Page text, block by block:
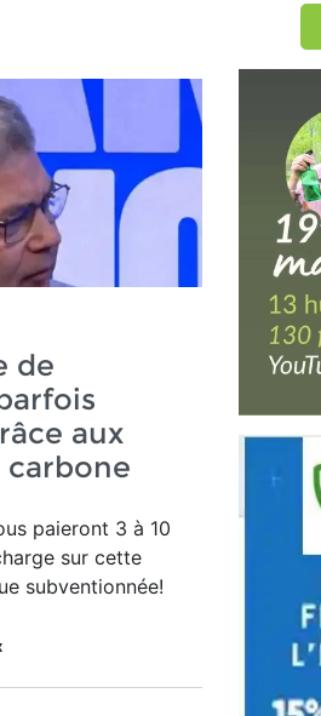
de
aux
paieront 3 à 10
sur cette
subventionnée!